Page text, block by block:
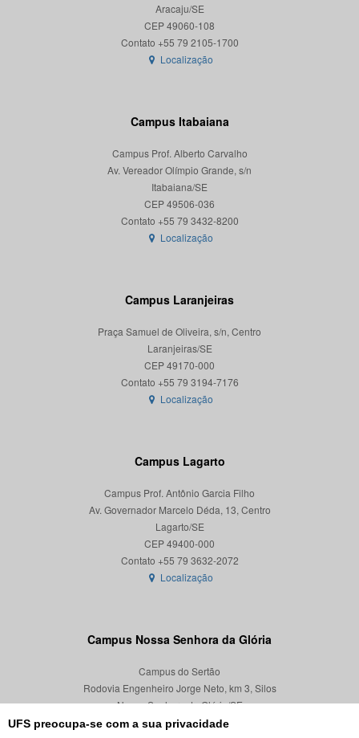
UFS preocupa-se com a sua privacidade
Aracaju/SE
CEP 49060-108
Localização
Campus Itabaiana
Campus Prof. Alberto Carvalho
Av. Vereador Olímpio Grande, s/n
Itabaiana/SE
CEP 49506-036
Localização
Campus Laranjeiras
Praça Samuel de Oliveira, s/n, Centro
Laranjeiras/SE
CEP 49170-000
Localização
Campus Lagarto
Campus Prof. Antônio Garcia Filho
Av. Governador Marcelo Déda, 13, Centro
Lagarto/SE
CEP 49400-000
Localização
Campus Nossa Senhora da Glória
Campus do Sertão
Rodovia Engenheiro Jorge Neto, km 3, Silos
Nossa Senhora da Glória/SE
CEP 49680-000